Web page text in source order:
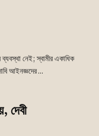
ব্যবস্থা নেই; স্বামীর একাধিক
আইনজ্ঞদের ...
দেবী